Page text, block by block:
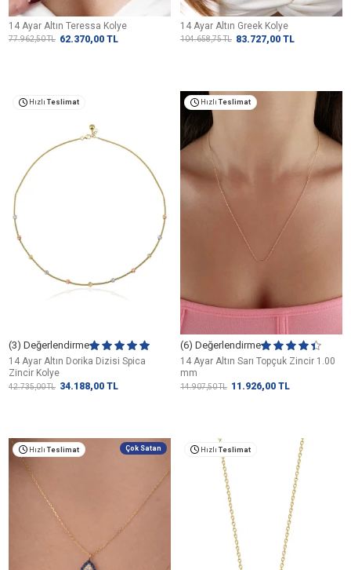
14 Ayar Altın Teressa Kolye
77.962,50TL 62.370,00 TL
14 Ayar Altın Greek Kolye
104.658,75TL 83.727,00 TL
Hızlı Teslimat
(3) Değerlendirme
14 Ayar Altın Dorika Dizisi Spica
Zincir Kolye
42.735,00TL 34.188,00 TL
Hızlı Teslimat
(6) Değerlendirme
14 Ayar Altın Sarı Topçuk Zincir 1.00
mm
14.907,50TL 11.926,00 TL
Hızlı Teslimat Çok Satan Hızlı Teslimat